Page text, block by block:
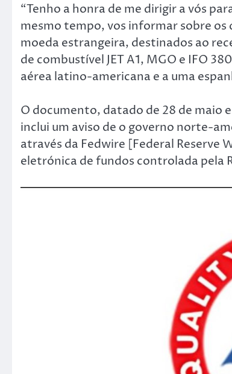
“Tenho a honra de me dirigir a vós
mesmo tempo, vos informar sobre
moeda estrangeira, destinados ao
de combustível JET A1, MGO e IFO
aérea latino-americana e a uma
O documento, datado de 28 de maio
inclui um aviso de o governo norte-
através da Fedwire [Federal Reserve
eletrónica de fundos controlada pela